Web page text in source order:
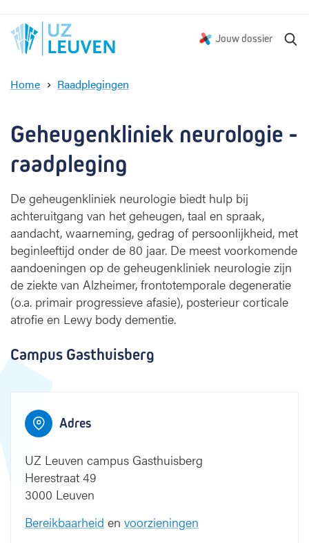
Jouw dossier
Home Raadplegingen
h
e
n
k
l
i
n
i
e
k
n
u
e
Geheugenkliniek neurologie -
raadpleging
De geheugenkliniek neurologie biedt hulp bij
achteruitgang van het geheugen, taal en spraak,
aandacht, waarneming, gedrag of persoonlijkheid, met
beginleeftijd onder de 80 jaar. De meest voorkomende
aandoeningen op de geheugenkliniek neurologie zijn
de ziekte van Alzheimer, frontotemporale degeneratie
(o.a. primair progressieve afasie), posterieur corticale
atrofie en Lewy body dementie.
Campus Gasthuisberg
Adres
UZ Leuven campus Gasthuisberg
Herestraat 49
3000 Leuven
Bereikbaarheid en voorzieningen